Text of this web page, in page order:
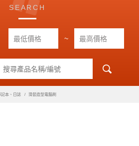
SEARCH
~
記本、日誌 滑鼠造型電腦刷